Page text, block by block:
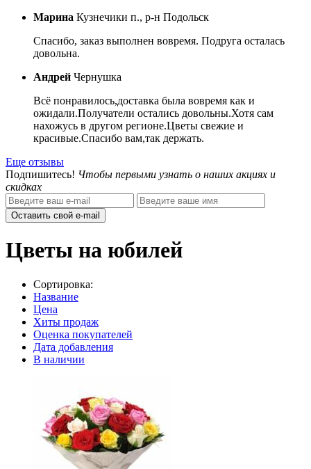
Марина Кузнечики п., р-н Подольск
Спасибо, заказ выполнен вовремя. Подруга осталась
довольна.
Андрей Чернушка
Всё понравилось,доставка была вовремя как и
ожидали.Получатели остались довольны.Хотя сам
нахожусь в другом регионе.Цветы свежие и
красивые.Спасибо вам,так держать.
Еще отзывы
Подпишитесь! Чтобы первыми узнать о наших акциях и
скидках
Оставить свой e-mail
Цветы на юбилей
Сортировка:
Название
Цена
Хиты продаж
Оценка покупателей
Дата добавления
В наличии